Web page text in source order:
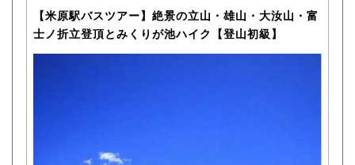
【米原駅バスツアー】絶景の立山・雄山・大汝山・富
士ノ折立登頂とみくりが池ハイク【登山初級】